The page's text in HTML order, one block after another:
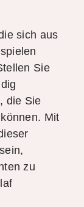
sich aus
Sie
die Sie
Mit
zu